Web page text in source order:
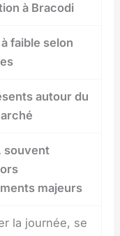
à Bracodi
faible selon
autour du
souvent
majeurs
la journée, se